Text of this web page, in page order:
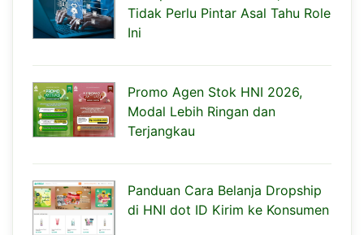
Tidak Perlu Pintar Asal Tahu Role
Ini
Promo Agen Stok HNI 2026,
Modal Lebih Ringan dan
Terjangkau
Panduan Cara Belanja Dropship
di HNI dot ID Kirim ke Konsumen